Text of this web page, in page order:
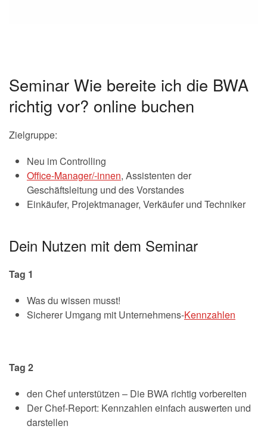
Seminar Wie bereite ich die BWA
richtig vor? online buchen
Zielgruppe:
Neu im Controlling
Office-Manager/-innen, Assistenten der
Geschäftsleitung und des Vorstandes
Einkäufer, Projektmanager, Verkäufer und Techniker
Dein Nutzen mit dem Seminar
Tag 1
Was du wissen musst!
Sicherer Umgang mit Unternehmens-Kennzahlen
Tag 2
den Chef unterstützen – Die BWA richtig vorbereiten
Der Chef-Report: Kennzahlen einfach auswerten und
darstellen